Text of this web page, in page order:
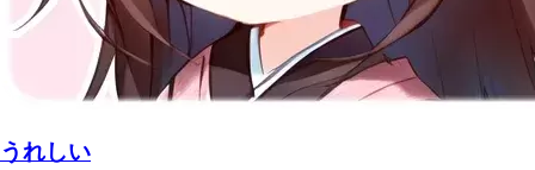
うれしい